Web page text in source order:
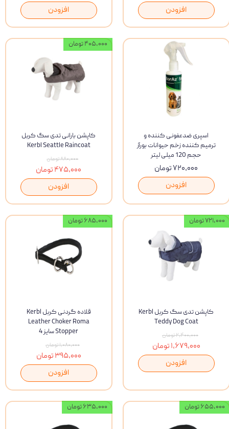
افزودن
افزودن
اسپری ضدعفونی کننده و
ترمیم کننده زخم حیوانات بورآز
حجم 120 میلی لیتر
۷۲۰,۰۰۰ تومان
افزودن
کاپشن بارانی تدی سگ کربل
Kerbl Seattle Raincoat
۸۸۰,۰۰۰ تومان
۴۷۵,۰۰۰ تومان
افزودن
۴۰۵,۰۰۰ تومان
کاپشن تدی سگ کربل Kerbl
Teddy Dog Coat
۲,۴۰۰,۰۰۰ تومان
۱,۶۷۹,۰۰۰ تومان
افزودن
۷۲۱,۰۰۰ تومان
قلاده گردنی کربل Kerbl
Leather Choker Roma
Stopper سایز 4
۱,۰۸۰,۰۰۰ تومان
۳۹۵,۰۰۰ تومان
افزودن
۶۸۵,۰۰۰ تومان
۶۵۵,۰۰۰ تومان ۶۳۵,۰۰۰ تومان